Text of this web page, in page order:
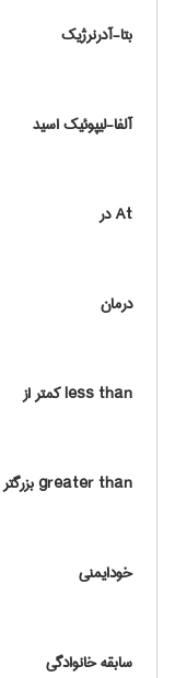
بتا-آدرنرژیک
آلفا-لیپوئیک اسید
At در
درمان
less than کمتر از
greater than بزرگتر از
خودایمنی
سابقه خانوادگی